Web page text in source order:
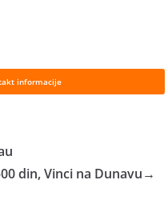
informacije
din, Vinci na Dunavu→